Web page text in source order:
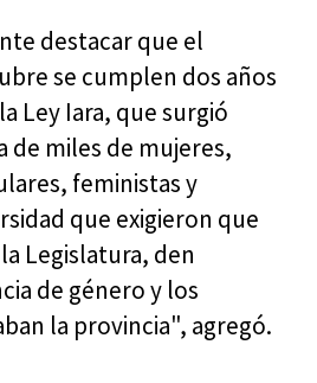
destacar que el
se cumplen dos años
Ley Iara, que surgió
de miles de mujeres,
feministas y
que exigieron que
Legislatura, den
de género y los
la provincia", agregó.